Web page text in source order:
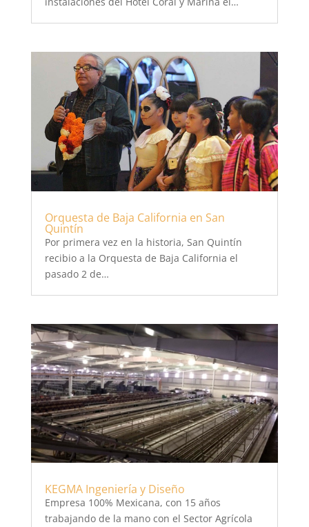
Orquesta de Baja California en San
Quintín
Por primera vez en la historia, San Quintín
recibio a la Orquesta de Baja California el
pasado 2 de…
KEGMA Ingeniería y Diseño
Empresa 100% Mexicana, con 15 años
trabajando de la mano con el Sector Agrícola